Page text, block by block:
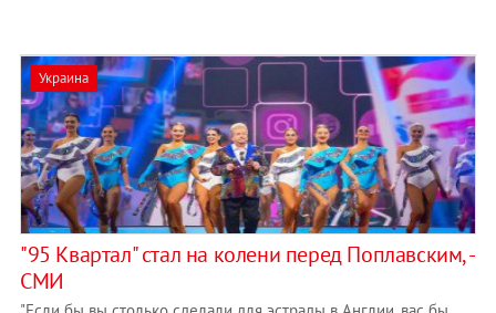
Украина
"95 Квартал" стал на колени перед Поплавским, -
СМИ